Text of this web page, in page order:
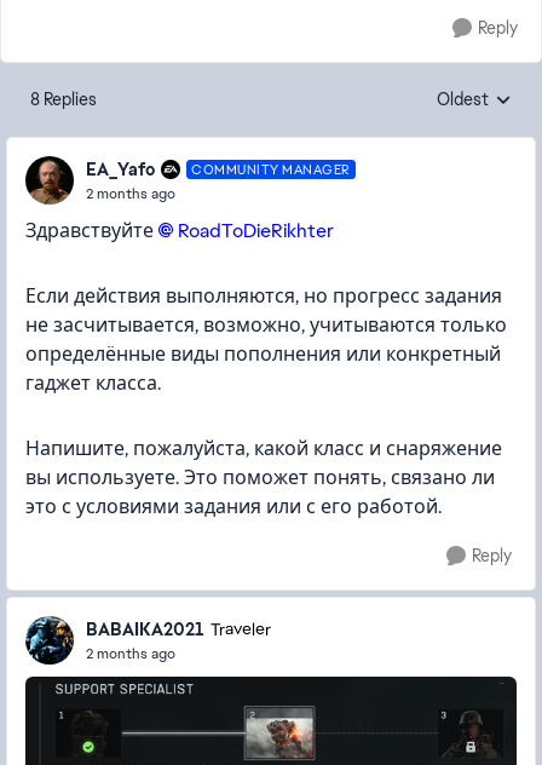
Reply
8 Replies Replies
Oldest
EA_Yafo COMMUNITY MANAGER
2 months ago
Здравствуйте RoadToDieRikhter​
Если действия выполняются, но прогресс задания
не засчитывается, возможно, учитываются только
определённые виды пополнения или конкретный
гаджет класса.
Напишите, пожалуйста, какой класс и снаряжение
вы используете. Это поможет понять, связано ли
это с условиями задания или с его работой.
Reply
BABAIKA2021 Traveler
2 months ago